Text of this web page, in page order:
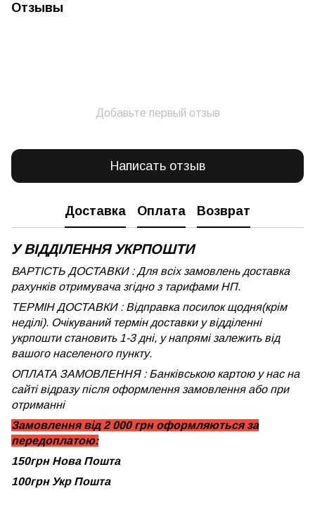
Отзывы
Добавьте первый отзыв
Написать отзыв
Доставка Оплата Возврат
У ВІДДІЛЕННЯ УКРПОШТИ
ВАРТІСТЬ ДОСТАВКИ : Для всіх замовлень доставка
рахунків отримувача згідно з тарифами НП.
ТЕРМІН ДОСТАВКИ : Відправка посилок щодня(крім
неділі). Очікуваний термін доставки у відділенні
укрпошти становить 1-3 дні, у напрямі залежить від
вашого населеного пункту.
ОПЛАТА ЗАМОВЛЕННЯ : Банківською картою у нас на
сайті відразу після оформлення замовлення або при
отриманні
Замовлення від 2 000 грн оформляються за
передоплатою:
150грн Нова Пошта
100грн Укр Пошта